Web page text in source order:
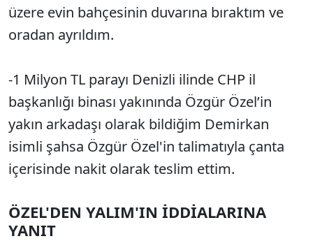
üzere evin bahçesinin duvarına bıraktım ve
oradan ayrıldım.
-1 Milyon TL parayı Denizli ilinde CHP il
başkanlığı binası yakınında Özgür Özel’in
yakın arkadaşı olarak bildiğim Demirkan
isimli şahsa Özgür Özel'in talimatıyla çanta
içerisinde nakit olarak teslim ettim.
ÖZEL'DEN YALIM'IN İDDİALARINA
YANIT